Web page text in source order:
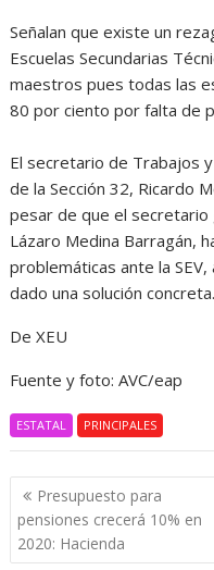
Señalan que existe un
Escuelas Secundarias
maestros pues todas las
80 por ciento por falta de
El secretario de Trabajos
de la Sección 32, Ricardo
pesar de que el secretario
Lázaro Medina Barragán,
problemáticas ante la
dado una solución concreta.
De XEU
Fuente y foto: AVC/eap
ESTATAL PRINCIPALES
Navegación
de
entradas
Presupuesto para
pensiones crecerá 10% en
2020: Hacienda